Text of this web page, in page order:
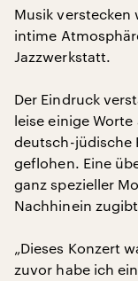
Musik
intime
Jazzwerkstatt.
Der Eindruck
leise einige
deutsch-jüdische
geflohen. Eine
ganz spezieller
Nachhinein
„Dieses Konzert
zuvor habe ich